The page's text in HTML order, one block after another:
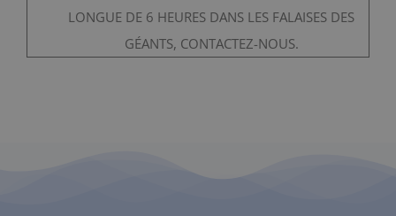
LONGUE DE 6 HEURES DANS LES FALAISES DES
GÉANTS, CONTACTEZ-NOUS.